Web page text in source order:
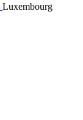
Luxembourg